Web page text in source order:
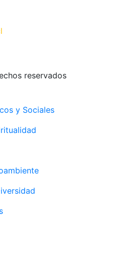
reservados
y Sociales